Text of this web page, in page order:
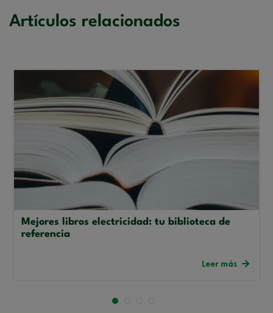
Artículos relacionados
Mejores libros electricidad: tu biblioteca de
referencia
Leer más